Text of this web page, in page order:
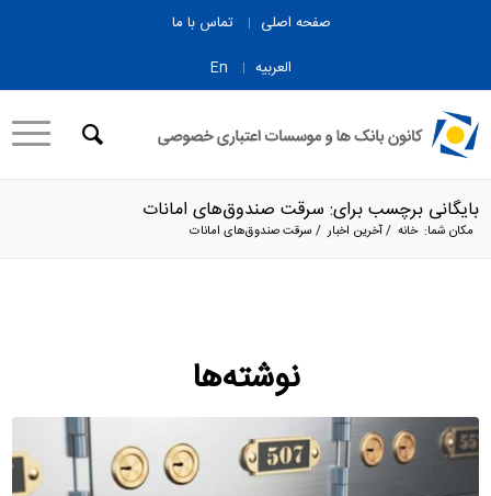
صفحه اصلی
تماس با ما
العربیه
En
بایگانی برچسب برای: سرقت صندوق‌های امانات
مکان شما: خانه /آخرین اخبار / سرقت صندوق‌های امانات
نوشته‌ها